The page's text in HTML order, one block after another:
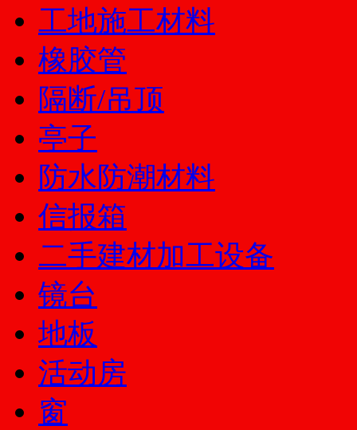
工地施工材料
橡胶管
隔断/吊顶
亭子
防水防潮材料
信报箱
二手建材加工设备
镜台
地板
活动房
窗